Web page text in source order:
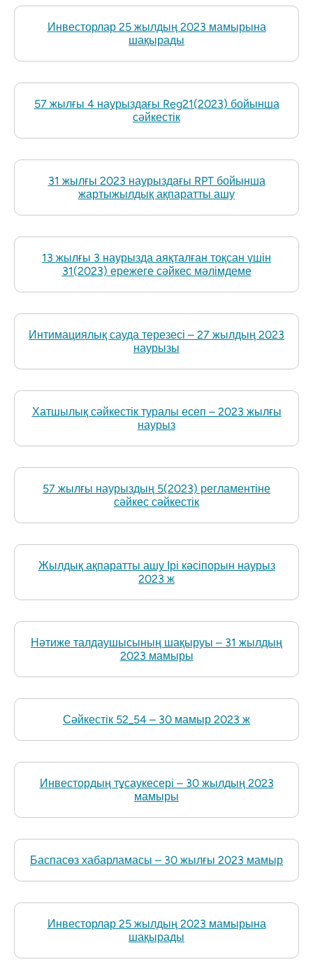
Инвесторлар 25 жылдың 2023 мамырына
шақырады
57 жылғы 4 наурыздағы Reg21(2023) бойынша
сәйкестік
31 жылғы 2023 наурыздағы RPT бойынша
жартыжылдық ақпаратты ашу
13 жылғы 3 наурызда аяқталған тоқсан үшін
31(2023) ережеге сәйкес мәлімдеме
Интимациялық сауда терезесі – 27 жылдың 2023
наурызы
Хатшылық сәйкестік туралы есеп – 2023 жылғы
наурыз
57 жылғы наурыздың 5(2023) регламентіне
сәйкес сәйкестік
Жылдық ақпаратты ашу Ірі кәсіпорын наурыз
2023 ж
Нәтиже талдаушысының шақыруы – 31 жылдың
2023 мамыры
Сәйкестік 52_54 – 30 мамыр 2023 ж
Инвестордың тұсаукесері – 30 жылдың 2023
мамыры
Баспасөз хабарламасы – 30 жылғы 2023 мамыр
Инвесторлар 25 жылдың 2023 мамырына
шақырады